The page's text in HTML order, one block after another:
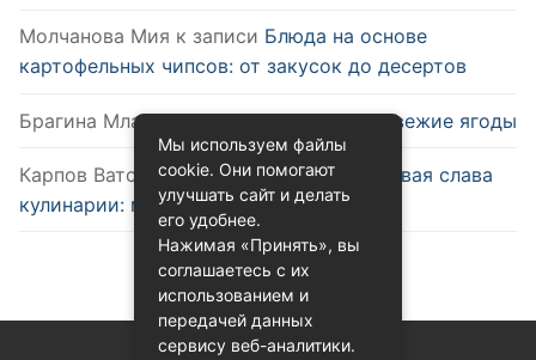
Молчанова Мия к записи Блюда на основе
картофельных чипсов: от закусок до десертов
Брагина Младак записиКак выбрать свежие ягоды
Карпов Ватславк записиУдобство и новая слава
кулинарии: микроволновка
Мы используем файлы
cookie. Они помогают
улучшать сайт и делать
его удобнее.
Нажимая «Принять», вы
соглашаетесь с их
использованием и
передачей данных
сервису веб-аналитики.